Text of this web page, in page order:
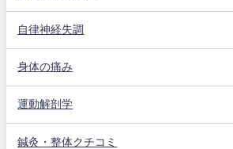
自律神経失調
身体の痛み
運動解剖学
鍼灸・整体クチコミ